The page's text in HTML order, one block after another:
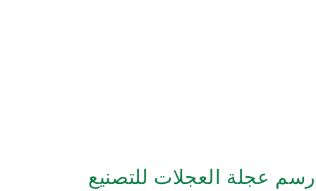
رسم عجلة العجلات للتصنيع